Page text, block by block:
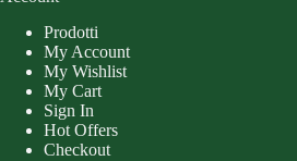
Prodotti
My Account
My Wishlist
My Cart
Sign In
Hot Offers
Checkout